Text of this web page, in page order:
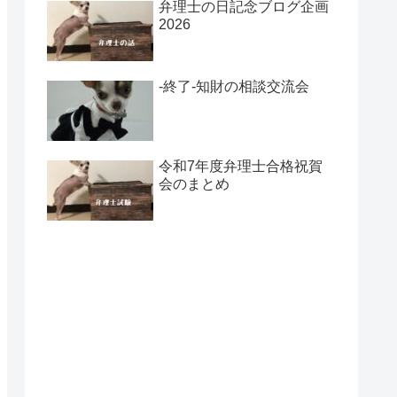
弁理士の日記念ブログ企画
2026
-終了-知財の相談交流会
令和7年度弁理士合格祝賀
会のまとめ